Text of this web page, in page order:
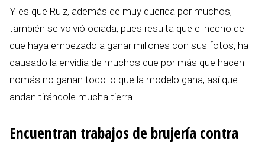
Y es que Ruiz, además de muy querida por muchos,
también se volvió odiada, pues resulta que el hecho de
que haya empezado a ganar millones con sus fotos, ha
causado la envidia de muchos que por más que hacen
nomás no ganan todo lo que la modelo gana, así que
andan tirándole mucha tierra.
Encuentran trabajos de brujería contra